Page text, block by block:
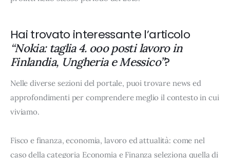
Hai trovato interessante l’articolo
“Nokia: taglia 4. ooo posti lavoro in
Finlandia, Ungheria e Messico”?
Nelle diverse sezioni del portale, puoi trovare news ed
approfondimenti per comprendere meglio il contesto in cui
viviamo.
Fisco e finanza, economia, lavoro ed attualità: come nel
caso della categoria Economia e Finanza seleziona quella di